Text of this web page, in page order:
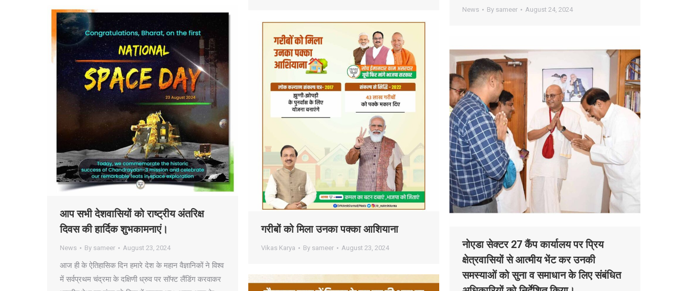
News By sameer August 24, 2024
आप सभी देशवासियों को राष्ट्रीय अंतरिक्ष
दिवस की हार्दिक शुभकामनाएं।
News By sameer August 23, 2024
आज ही के ऐतिहासिक दिन हमारे देश के महान वैज्ञानिकों ने विश्व
में सर्वप्रथम चंद्रमा के दक्षिणी ध्रुव पर सॉफ्ट लैंडिंग करवाकर
गरीबों को मिला उनका पक्का आशियाना
Vikas Karya By sameer August 23, 2024
नोएडा सेक्टर 27 कैंप कार्यालय पर प्रिय
क्षेत्रवासियों से आत्मीय भेंट कर उनकी
समस्याओं को सुना व समाधान के लिए संबंधित